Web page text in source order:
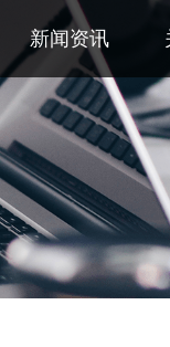
新闻资讯